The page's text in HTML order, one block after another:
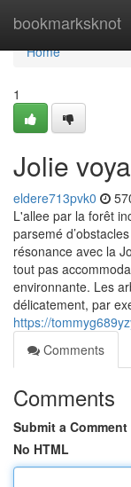
bookmarksknot
Home
Home
1
Jolie
eldere713pvk0
L'allee par la forêt
parsemé
résonance avec la
tout pas
environnante. Les
délicatement, par
https://
Comments
Comments
Submit a Comment
No HTML